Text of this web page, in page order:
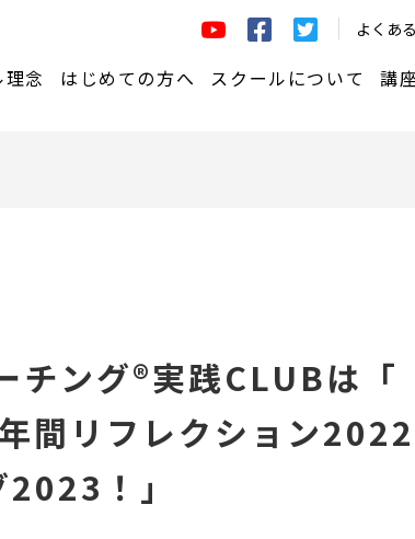
念 はじめての方へ スクールについて 講
習得コース
トレーニング プ
よくあ
チング®実践CLUBは「
間リフレクション
！」